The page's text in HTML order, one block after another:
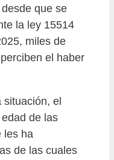
que se
la ley 15514
miles de
el haber
el
de las
les ha
de las cuales